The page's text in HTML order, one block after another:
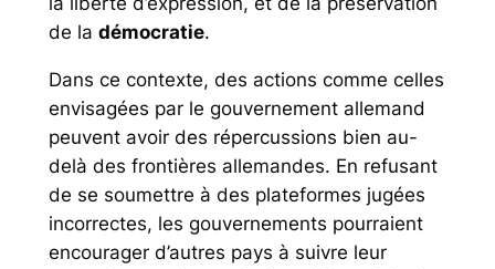
de la démocratie.
Dans ce contexte, des actions comme celles
envisagées par le gouvernement allemand
peuvent avoir des répercussions bien au-
delà des frontières allemandes. En refusant
de se soumettre à des plateformes jugées
incorrectes, les gouvernements pourraient
encourager d’autres pays à suivre leur